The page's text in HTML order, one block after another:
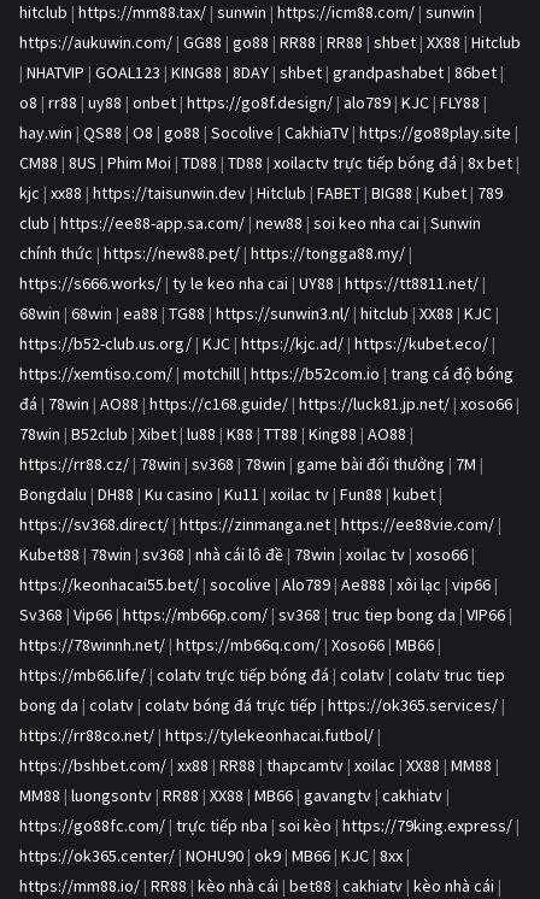
hitclub | https://mm88.tax/ | sunwin | https://icm88.com/ | sunwin |
https://aukuwin.com/ | GG88 | go88 | RR88 | RR88 | shbet | XX88 | Hitclub
| NHATVIP | GOAL123 | KING88 | 8DAY | shbet | grandpashabet | 86bet |
o8 | rr88 | uy88 | onbet | https://go8f.design/ | alo789 | KJC | FLY88 |
hay.win | QS88 | O8 | go88 | Socolive | CakhiaTV | https://go88play.site |
CM88 | 8US | Phim Moi | TD88 | TD88 | xoilactv trực tiếp bóng đá | 8x bet |
kjc | xx88 | https://taisunwin.dev | Hitclub | FABET | BIG88 | Kubet | 789
club | https://ee88-app.sa.com/ | new88 | soi keo nha cai | Sunwin
chính thức | https://new88.pet/ | https://tongga88.my/ |
https://s666.works/ | ty le keo nha cai | UY88 | https://tt8811.net/ |
68win | 68win | ea88 | TG88 | https://sunwin3.nl/ | hitclub | XX88 | KJC |
https://b52-club.us.org/ | KJC | https://kjc.ad/ | https://kubet.eco/ |
https://xemtiso.com/ | motchill | https://b52com.io | trang cá độ bóng
đá | 78win | AO88 | https://c168.guide/ | https://luck81.jp.net/ | xoso66 |
78win | B52club | Xibet | lu88 | K88 | TT88 | King88 | AO88 |
https://rr88.cz/ | 78win | sv368 | 78win | game bài đổi thưởng | 7M |
Bongdalu | DH88 | Ku casino | Ku11 | xoilac tv | Fun88 | kubet |
https://sv368.direct/ | https://zinmanga.net | https://ee88vie.com/ |
Kubet88 | 78win | sv368 | nhà cái lô đề | 78win | xoilac tv | xoso66 |
https://keonhacai55.bet/ | socolive | Alo789 | Ae888 | xôi lạc | vip66 |
Sv368 | Vip66 | https://mb66p.com/ | sv368 | truc tiep bong da | VIP66 |
https://78winnh.net/ | https://mb66q.com/ | Xoso66 | MB66 |
https://mb66.life/ | colatv trực tiếp bóng đá | colatv | colatv truc tiep
bong da | colatv | colatv bóng đá trực tiếp | https://ok365.services/ |
https://rr88co.net/ | https://tylekeonhacai.futbol/ |
https://bshbet.com/ | xx88 | RR88 | thapcamtv | xoilac | XX88 | MM88 |
MM88 | luongsontv | RR88 | XX88 | MB66 | gavangtv | cakhiatv |
https://go88fc.com/ | trực tiếp nba | soi kèo | https://79king.express/ |
https://ok365.center/ | NOHU90 | ok9 | MB66 | KJC | 8xx |
https://mm88.io/ | RR88 | kèo nhà cái | bet88 | cakhiatv | kèo nhà cái |